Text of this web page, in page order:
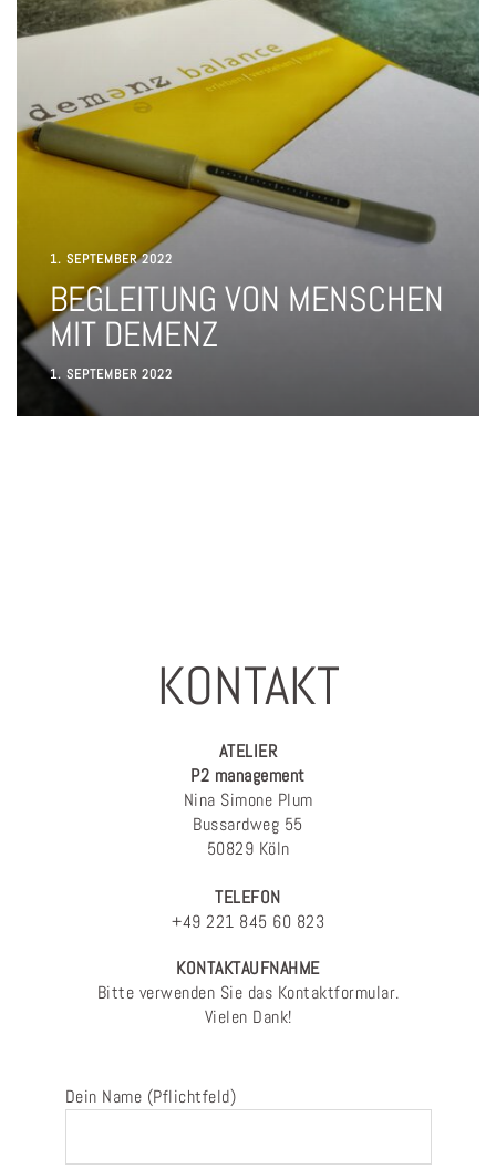
1. SEPTEMBER 2022
BEGLEITUNG VON MENSCHEN
MIT DEMENZ
1. SEPTEMBER 2022
KONTAKT
ATELIER
P2 management
Nina Simone Plum
Bussardweg 55
50829 Köln
TELEFON
+49 221 845 60 823
KONTAKTAUFNAHME
Bitte verwenden Sie das Kontaktformular.
Vielen Dank!
Dein Name (Pflichtfeld)